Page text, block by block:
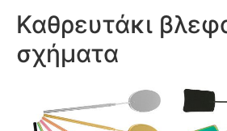
Καθρευτάκι
σχήματα